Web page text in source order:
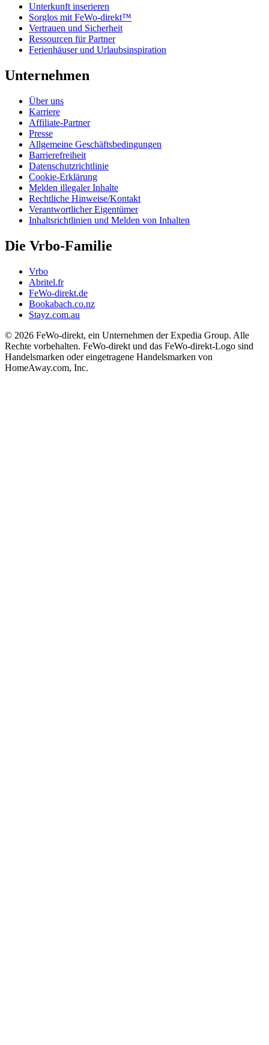
Unterkunft inserieren
Sorglos mit FeWo-direkt™
Vertrauen und Sicherheit
Ressourcen für Partner
Ferienhäuser und Urlaubsinspiration
Unternehmen
Über uns
Karriere
Affiliate-Partner
Presse
Allgemeine Geschäftsbedingungen
Barrierefreiheit
Datenschutzrichtlinie
Cookie-Erklärung
Melden illegaler Inhalte
Rechtliche Hinweise/Kontakt
Verantwortlicher Eigentümer
Inhaltsrichtlinien und Melden von Inhalten
Die Vrbo-Familie
Vrbo
Abritel.fr
FeWo-direkt.de
Bookabach.co.nz
Stayz.com.au
© 2026 FeWo-direkt, ein Unternehmen der Expedia Group. Alle
Rechte vorbehalten. FeWo-direkt und das FeWo-direkt-Logo sind
Handelsmarken oder eingetragene Handelsmarken von
HomeAway.com, Inc.